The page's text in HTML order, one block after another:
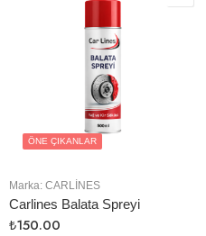
Marka: CARLINES
Carlines Balata Spreyi
ÖNE ÇIKANLAR
₺150.00